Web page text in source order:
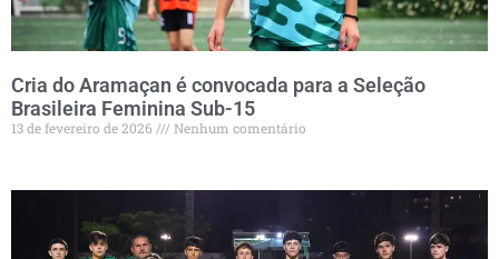
Cria do Aramaçan é convocada para a Seleção
Brasileira Feminina Sub-15
13 de fevereiro de 2026 Nenhum comentário